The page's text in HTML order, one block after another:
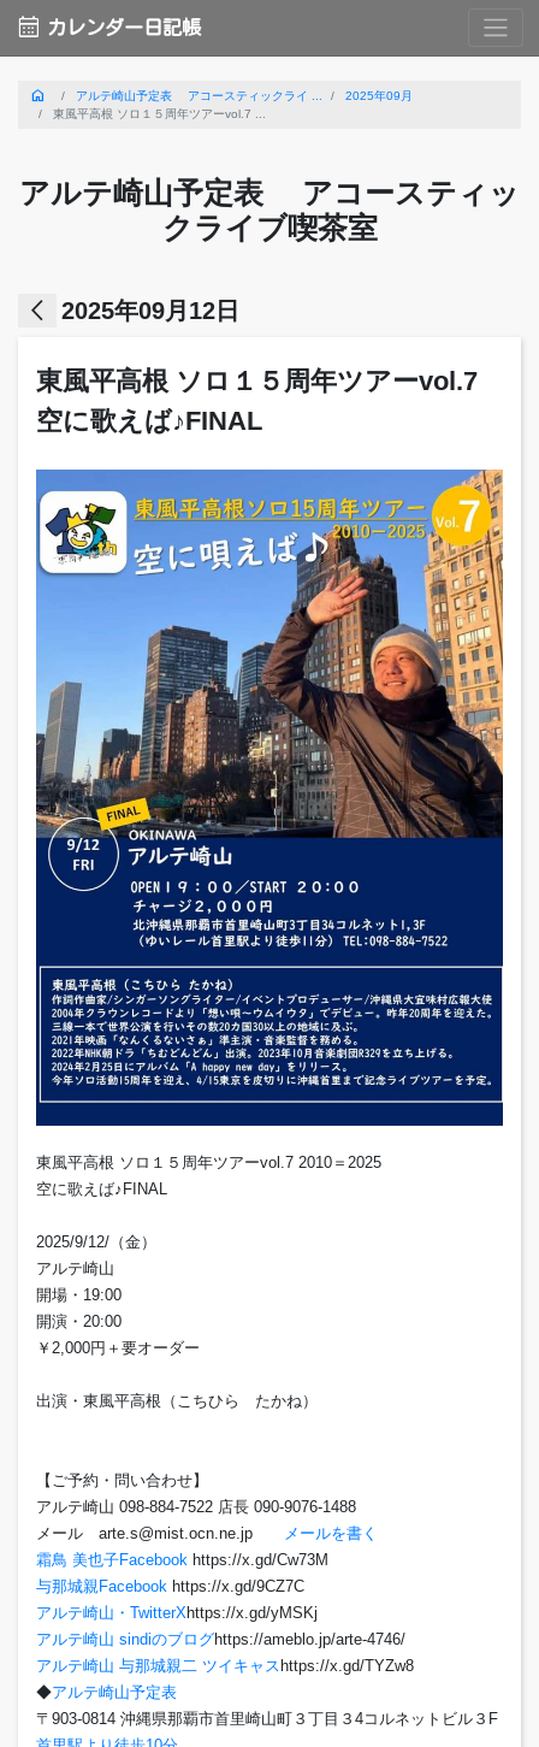
calendar_month カレンダー日記帳
home アルテ崎山予定表 アコースティックライ ...
2025年09月
東風平高根 ソロ１５周年ツアーvol.7 ...
アルテ崎山予定表 アコースティッ
クライブ喫茶室
arrow_back_ios 2025年09月12日
東風平高根 ソロ１５周年ツアーvol.7
空に歌えば♪FINAL
東風平高根 ソロ１５周年ツアーvol.7 2010＝2025
空に歌えば♪FINAL
2025/9/12/（金）
アルテ崎山
開場・19:00
開演・20:00
￥2,000円＋要オーダー
出演・東風平高根（こちひら たかね）
【ご予約・問い合わせ】
アルテ崎山 098-884-7522 店長 090-9076-1488
メール arte.s@mist.ocn.ne.jp
メールを書く
霜鳥 美也子Facebook https://x.gd/Cw73M
与那城親Facebook https://x.gd/9CZ7C
アルテ崎山・TwitterX https://x.gd/yMSKj
アルテ崎山 sindiのブログhttps://ameblo.jp/arte-4746/
アルテ崎山 与那城親二 ツイキャス https://x.gd/TYZw8
◆アルテ崎山予定表
〒903-0814 沖縄県那覇市首里崎山町３丁目３4コルネットビル３F